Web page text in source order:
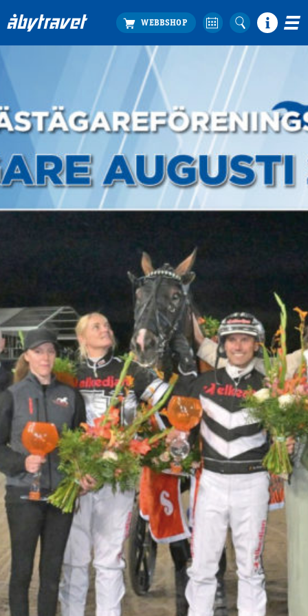
Travprogrammet
Boka ställplats
Restauranger
Catering by Lyon
Hotell nära oss
Nybörjar­guide
Travkonferens
Exponering & värdskap
Aktiviteter
Hört och hänt
Tävling
Tävlingsserier
Träning och provlopp
Aktiva
Månadens hästägare 2026
Månadens B-tränare 2026
Euro Classic Trot
Andelshästar
Åby Stora Pris 2026
Supertorsdag för företag